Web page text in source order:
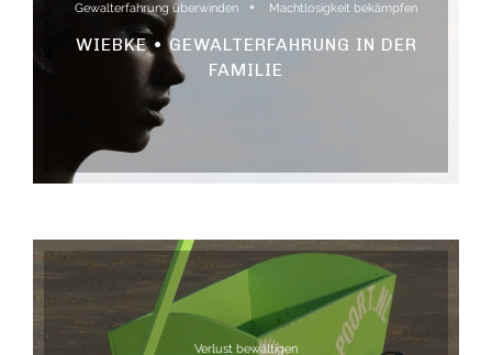
Gewalterfahrung überwinden Machtlosigkeit bekämpfen
WIEBKE • GEWALTERFAHRUNG IN DER
FAMILIE
Verlust bewältigen